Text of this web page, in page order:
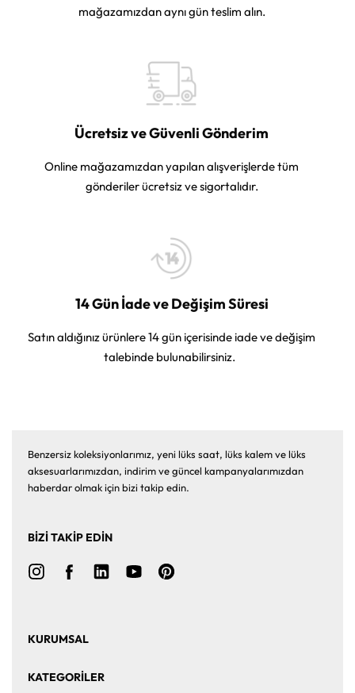
mağazamızdan aynı gün teslim alın.
Ücretsiz ve Güvenli Gönderim
Online mağazamızdan yapılan alışverişlerde tüm
gönderiler ücretsiz ve sigortalıdır.
14 Gün İade ve Değişim Süresi
Satın aldığınız ürünlere 14 gün içerisinde iade ve değişim
talebinde bulunabilirsiniz.
Benzersiz koleksiyonlarımız, yeni lüks saat, lüks kalem ve lüks
aksesuarlarımızdan, indirim ve güncel kampanyalarımızdan
haberdar olmak için bizi takip edin.
BİZİ TAKİP EDİN
KURUMSAL
KATEGORİLER